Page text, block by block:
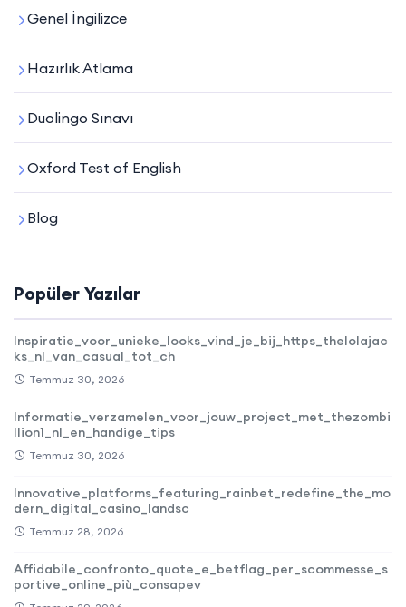
Genel İngilizce
Hazırlık Atlama
Duolingo Sınavı
Oxford Test of English
Blog
Popüler Yazılar
Inspiratie_voor_unieke_looks_vind_je_bij_https_thelolajac
ks_nl_van_casual_tot_ch
Temmuz 30, 2026
Informatie_verzamelen_voor_jouw_project_met_thezombi
llion1_nl_en_handige_tips
Temmuz 30, 2026
Innovative_platforms_featuring_rainbet_redefine_the_mo
dern_digital_casino_landsc
Temmuz 28, 2026
Affidabile_confronto_quote_e_betflag_per_scommesse_s
portive_online_più_consapev